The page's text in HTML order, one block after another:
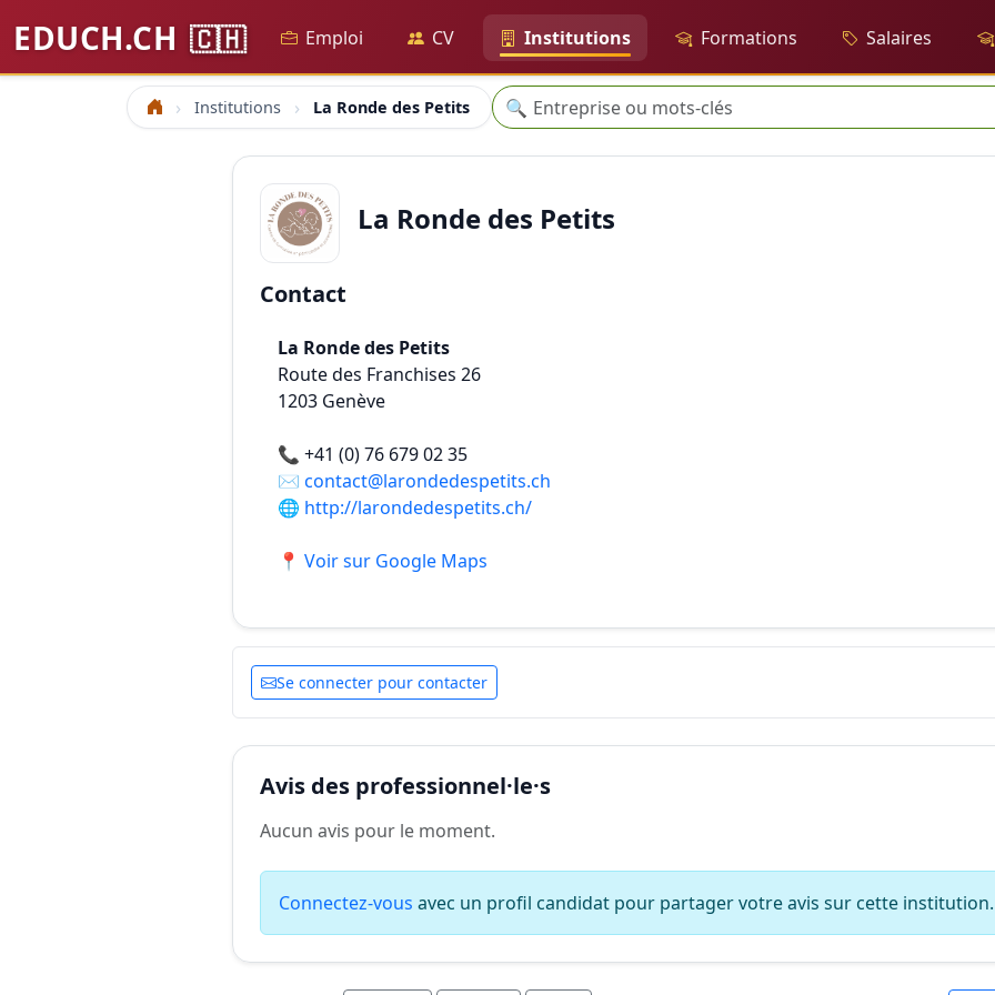
EDUCH.CH 🇨🇭 Emploi CV Institutions Formations Salaires
Accueil Institutions La Ronde des Petits Recherche
🔍
La Ronde des Petits
Contact
La Ronde des Petits
Route des Franchises 26
1203 Genève
📞 +41 (0) 76 679 02 35
✉️ contact@larondedespetits.ch
🌐 http://larondedespetits.ch/
📍 Voir sur Google Maps
Se connecter pour contacter
Avis des professionnel·le·s
Aucun avis pour le moment.
Connectez-vous avec un profil candidat pour partager votre avis sur cette institution.